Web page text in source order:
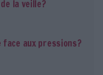
la veille?
aux pressions?